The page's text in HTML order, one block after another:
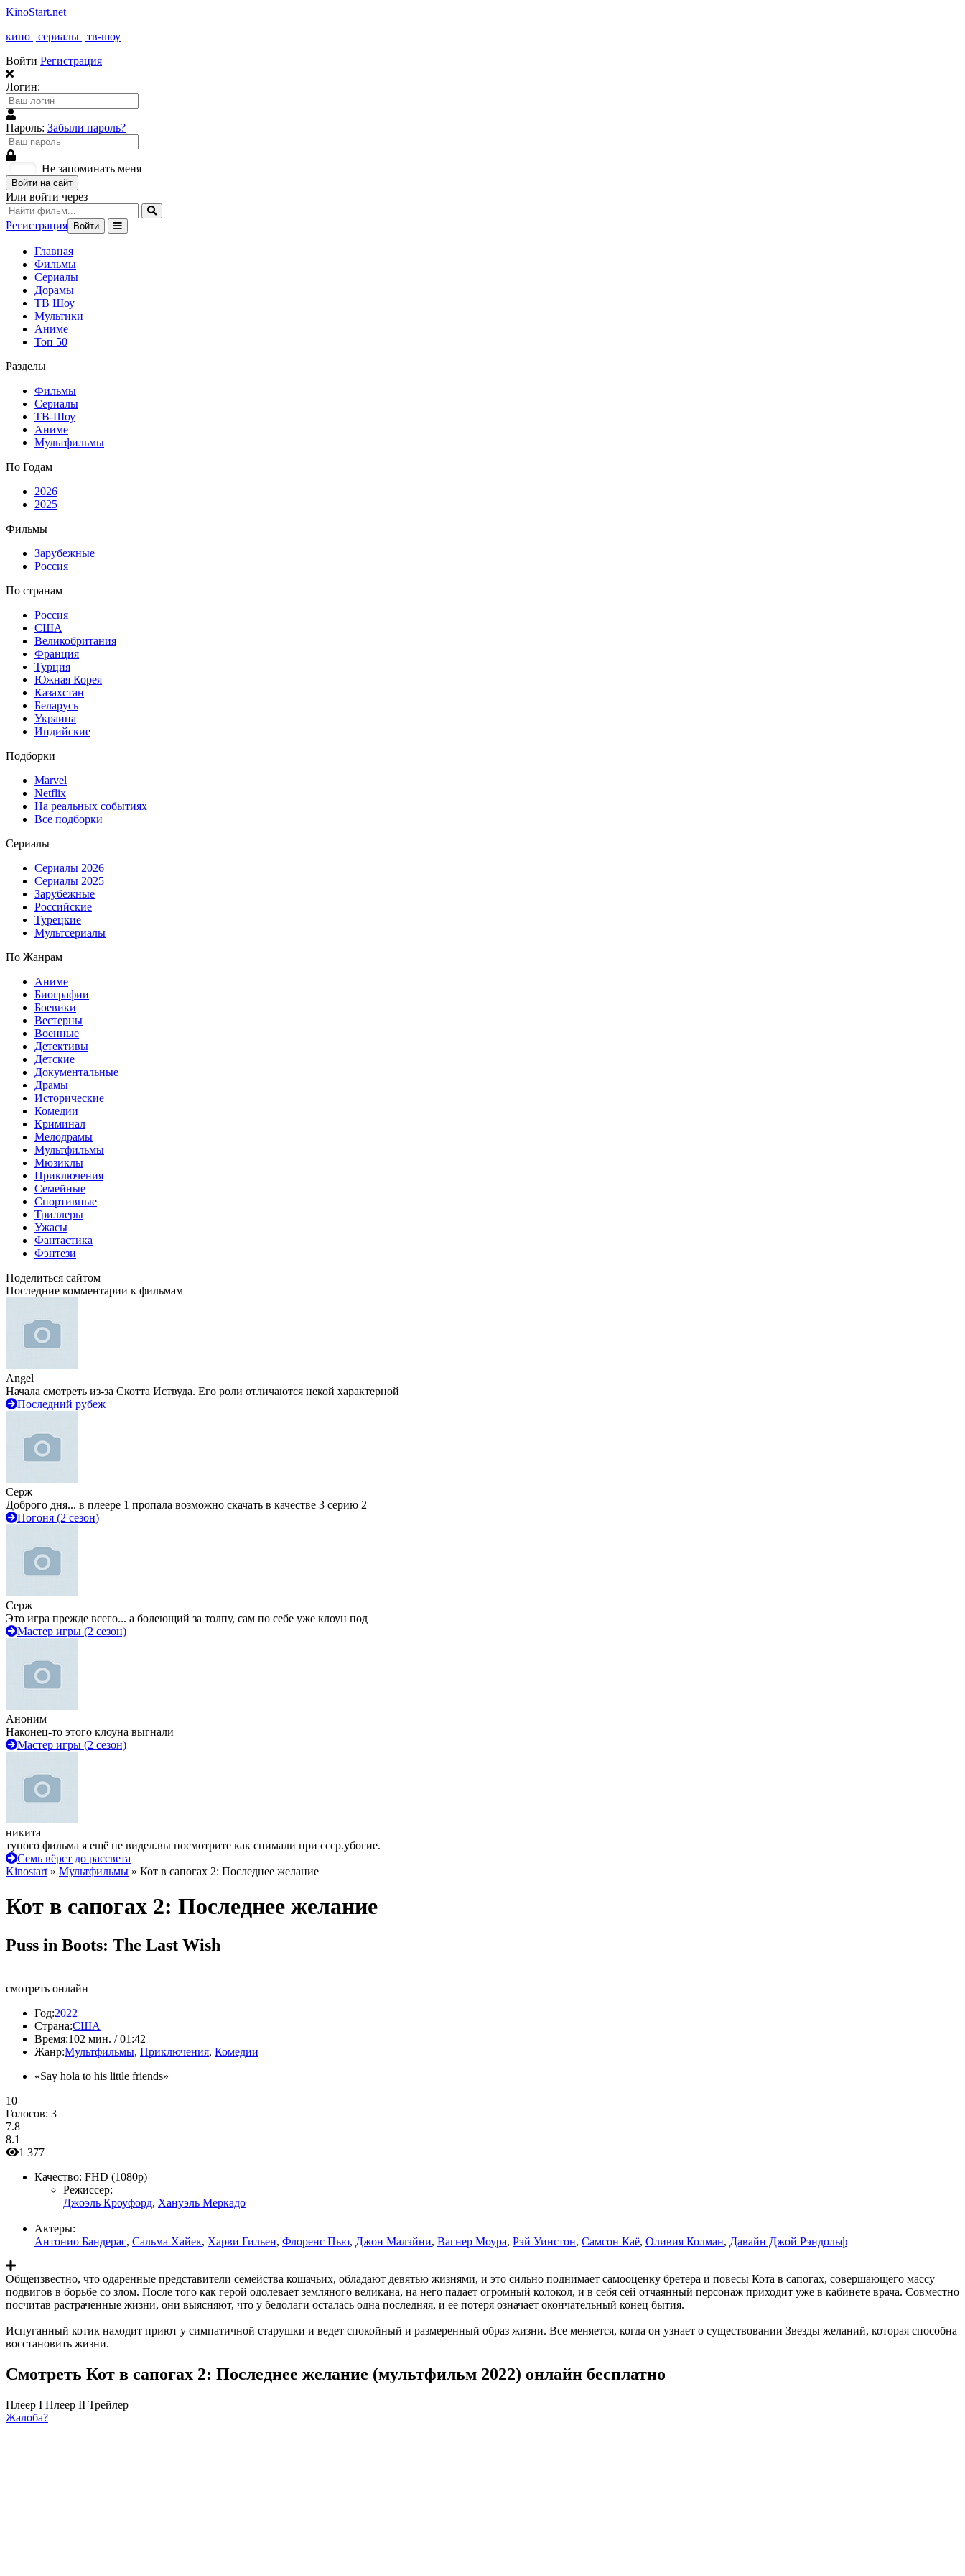
KinoStart.net
кино | сериалы | тв-шоу
Войти Регистрация
Логин:
Пароль: Забыли пароль?
Не запоминать меня
Войти на сайт
Или войти через
Регистрация Войти
Главная
Фильмы
Сериалы
Дорамы
ТВ Шоу
Мультики
Аниме
Топ 50
Разделы
Фильмы
Сериалы
ТВ-Шоу
Аниме
Мультфильмы
По Годам
2026
2025
Фильмы
Зарубежные
Россия
По странам
Россия
США
Великобритания
Франция
Турция
Южная Корея
Казахстан
Беларусь
Украина
Индийские
Подборки
Marvel
Netflix
На реальных событиях
Все подборки
Сериалы
Сериалы 2026
Сериалы 2025
Зарубежные
Российские
Турецкие
Мультсериалы
По Жанрам
Аниме
Биографии
Боевики
Вестерны
Военные
Детективы
Детские
Документальные
Драмы
Исторические
Комедии
Криминал
Мелодрамы
Мультфильмы
Мюзиклы
Приключения
Семейные
Спортивные
Триллеры
Ужасы
Фантастика
Фэнтези
Поделиться сайтом
Последние комментарии к фильмам
Angel
Начала смотреть из-за Скотта Иствуда. Его роли отличаются некой характерной
Последний рубеж
Серж
Доброго дня... в плеере 1 пропала возможно скачать в качестве 3 серию 2
Погоня (2 сезон)
Серж
Это игра прежде всего... а болеющий за толпу, сам по себе уже клоун под
Мастер игры (2 сезон)
Аноним
Наконец-то этого клоуна выгнали
Мастер игры (2 сезон)
никита
тупого фильма я ещё не видел.вы посмотрите как снимали при ссср.убогие.
Семь вёрст до рассвета
Kinostart » Мультфильмы » Кот в сапогах 2: Последнее желание
Кот в сапогах 2: Последнее желание
Puss in Boots: The Last Wish
смотреть онлайн
Год:2022
Страна:США
Время:102 мин. / 01:42
Жанр:Мультфильмы, Приключения, Комедии
«Say hola to his little friends»
10
Голосов: 3
7.8
8.1
1 377
Качество: FHD (1080p)
Режиссер:
Джоэль Кроуфорд, Хануэль Меркадо
Актеры:
Антонио Бандерас, Сальма Хайек, Харви Гильен, Флоренс Пью, Джон Малэйни, Вагнер Моура, Рэй Уинстон, Самсон Каё, Оливия Колман, Давайн Джой Рэндольф
Общеизвестно, что одаренные представители семейства кошачьих, обладают девятью жизнями, и это сильно поднимает самооценку бретера и повесы Кота в сапогах, совершающего массу
подвигов в борьбе со злом. После того как герой одолевает земляного великана, на него падает огромный колокол, и в себя сей отчаянный персонаж приходит уже в кабинете врача. Совместно
посчитав растраченные жизни, они выясняют, что у бедолаги осталась одна последняя, и ее потеря означает окончательный конец бытия.
Испуганный котик находит приют у симпатичной старушки и ведет спокойный и размеренный образ жизни. Все меняется, когда он узнает о существовании Звезды желаний, которая способна
восстановить жизни.
Смотреть Кот в сапогах 2: Последнее желание (мультфильм 2022) онлайн бесплатно
Плеер I Плеер II Трейлер
Жалоба?